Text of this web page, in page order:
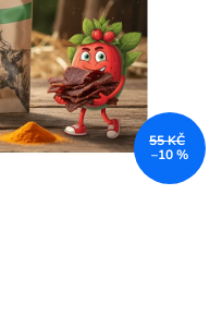
55 KČ
–10 %